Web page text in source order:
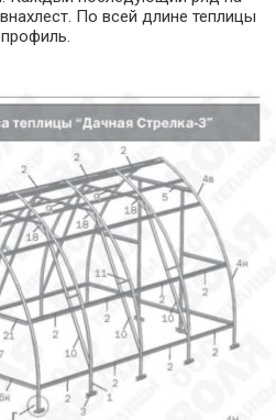
По всей длине теплицы